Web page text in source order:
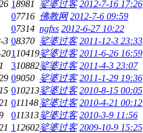
18981 娑婆过客 2012-7-16 17:26
07716 佛教网 2012-7-6 09:59
07314 ngfxs 2012-6-27 10:22
3 08370 娑婆过客 2011-12-3 23:33
1 10419娑婆过客 2011-6-26 16:59
310882娑婆过客 2011-4-3 23:07
09050 娑婆过客 2011-1-29 19:36
010213娑婆过客 2010-8-15 00:05
011148娑婆过客 2010-4-21 00:12
011313娑婆过客 2010-3-9 11:56
1 12602娑婆过客 2009-10-9 15:25